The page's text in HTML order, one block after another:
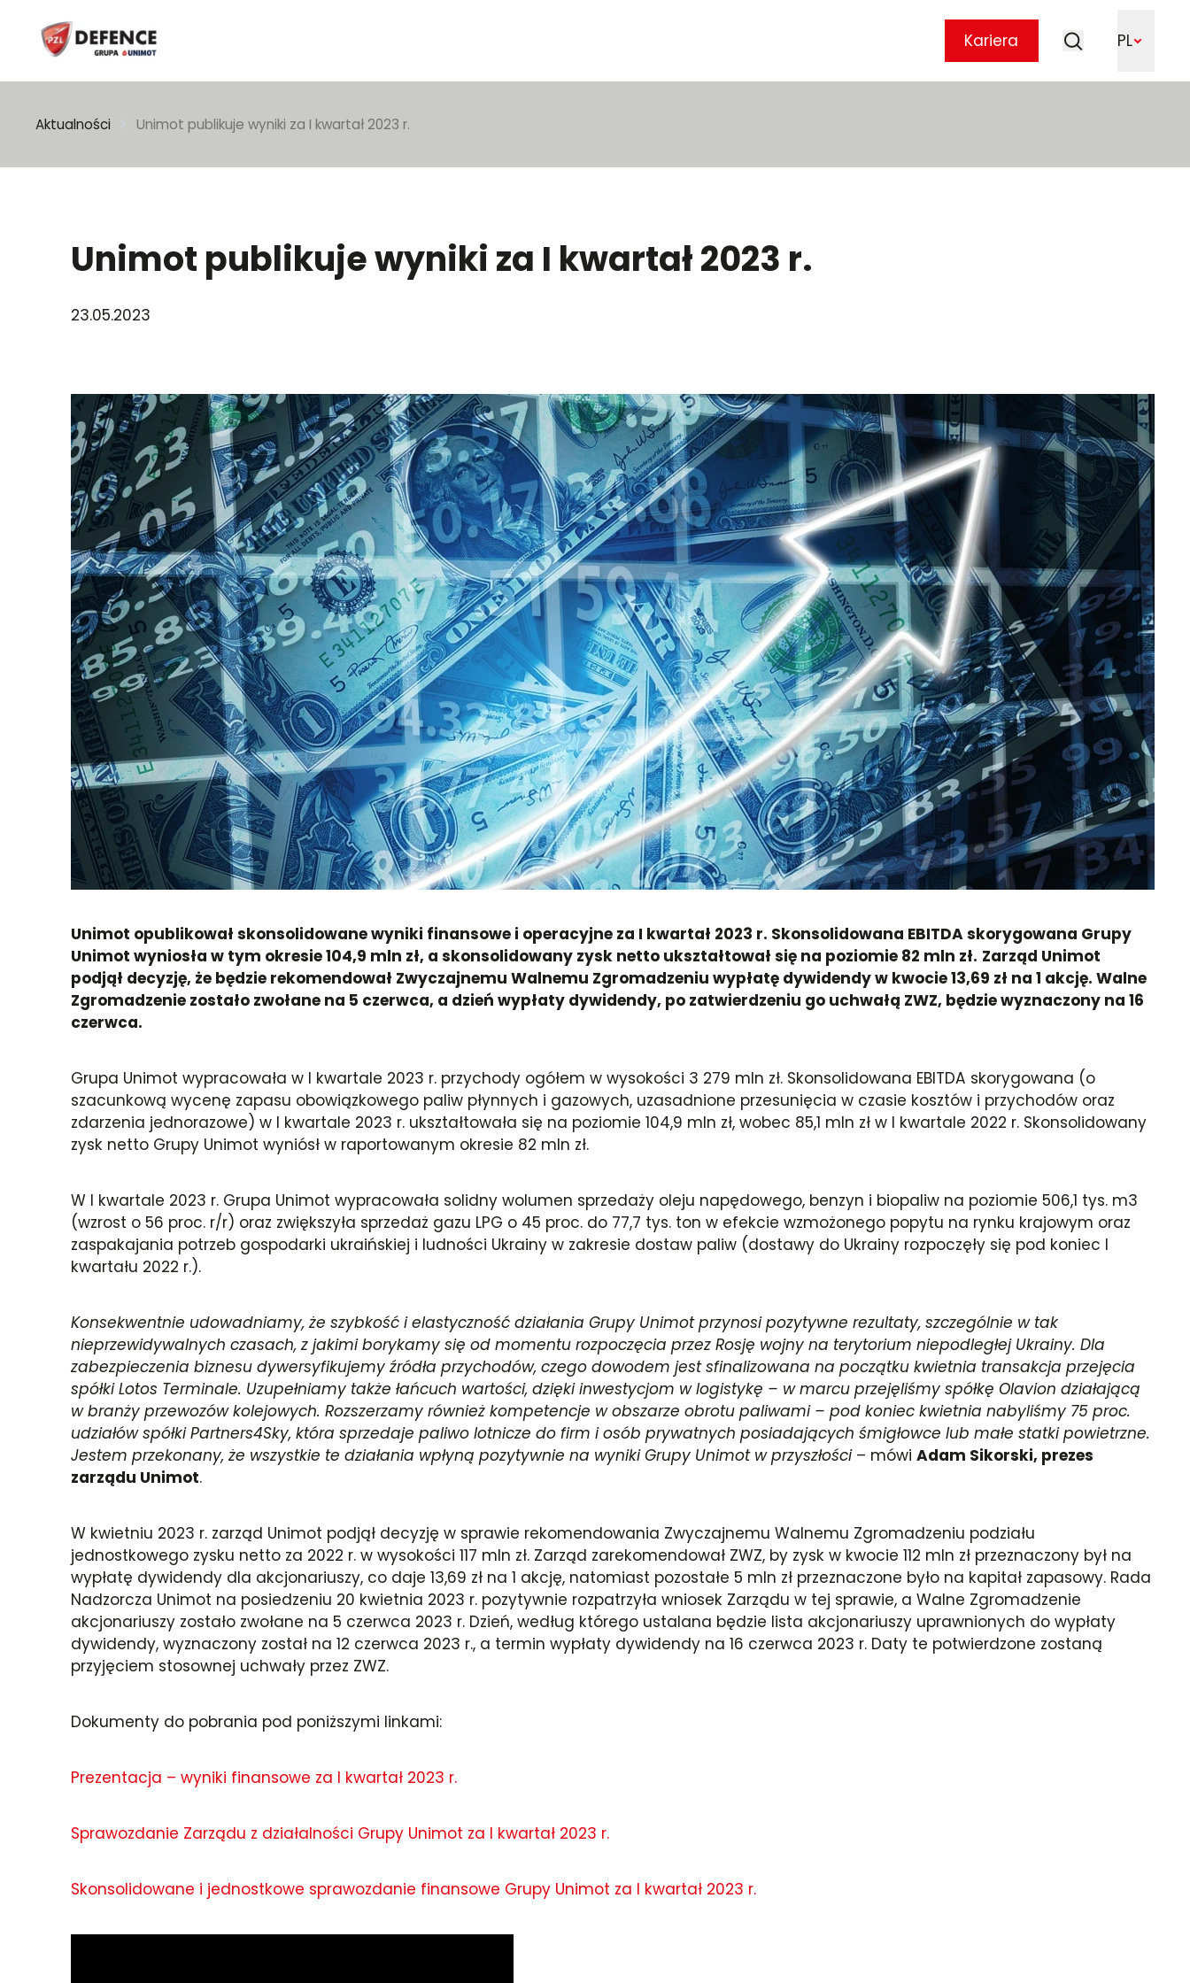
Kariera
PL
Aktualności Unimot publikuje wyniki za I kwartał 2023 r.
Unimot publikuje wyniki za I kwartał 2023 r.
23.05.2023
Unimot opublikował skonsolidowane wyniki finansowe i operacyjne za I kwartał 2023 r. Skonsolidowana EBITDA skorygowana Grupy
Unimot wyniosła w tym okresie 104,9 mln zł, a skonsolidowany zysk netto ukształtował się na poziomie 82 mln zł. Zarząd Unimot
podjął decyzję, że będzie rekomendował Zwyczajnemu Walnemu Zgromadzeniu wypłatę dywidendy w kwocie 13,69 zł na 1 akcję. Walne
Zgromadzenie zostało zwołane na 5 czerwca, a dzień wypłaty dywidendy, po zatwierdzeniu go uchwałą ZWZ, będzie wyznaczony na 16
czerwca.
Grupa Unimot wypracowała w I kwartale 2023 r. przychody ogółem w wysokości 3 279 mln zł. Skonsolidowana EBITDA skorygowana (o
szacunkową wycenę zapasu obowiązkowego paliw płynnych i gazowych, uzasadnione przesunięcia w czasie kosztów i przychodów oraz
zdarzenia jednorazowe) w I kwartale 2023 r. ukształtowała się na poziomie 104,9 mln zł, wobec 85,1 mln zł w I kwartale 2022 r. Skonsolidowany
zysk netto Grupy Unimot wyniósł w raportowanym okresie 82 mln zł.
W I kwartale 2023 r. Grupa Unimot wypracowała solidny wolumen sprzedaży oleju napędowego, benzyn i biopaliw na poziomie 506,1 tys. m3
(wzrost o 56 proc. r/r) oraz zwiększyła sprzedaż gazu LPG o 45 proc. do 77,7 tys. ton w efekcie wzmożonego popytu na rynku krajowym oraz
zaspakajania potrzeb gospodarki ukraińskiej i ludności Ukrainy w zakresie dostaw paliw (dostawy do Ukrainy rozpoczęły się pod koniec I
kwartału 2022 r.).
Konsekwentnie udowadniamy, że szybkość i elastyczność działania Grupy Unimot przynosi pozytywne rezultaty, szczególnie w tak
nieprzewidywalnych czasach, z jakimi borykamy się od momentu rozpoczęcia przez Rosję wojny na terytorium niepodległej Ukrainy. Dla
zabezpieczenia biznesu dywersyfikujemy źródła przychodów, czego dowodem jest sfinalizowana na początku kwietnia transakcja przejęcia
spółki Lotos Terminale. Uzupełniamy także łańcuch wartości, dzięki inwestycjom w logistykę – w marcu przejęliśmy spółkę Olavion działającą
w branży przewozów kolejowych. Rozszerzamy również kompetencje w obszarze obrotu paliwami – pod koniec kwietnia nabyliśmy 75 proc.
udziałów spółki Partners4Sky, która sprzedaje paliwo lotnicze do firm i osób prywatnych posiadających śmigłowce lub małe statki powietrzne.
Jestem przekonany, że wszystkie te działania wpłyną pozytywnie na wyniki Grupy Unimot w przyszłości – mówi Adam Sikorski, prezes
zarządu Unimot.
W kwietniu 2023 r. zarząd Unimot podjął decyzję w sprawie rekomendowania Zwyczajnemu Walnemu Zgromadzeniu podziału
jednostkowego zysku netto za 2022 r. w wysokości 117 mln zł. Zarząd zarekomendował ZWZ, by zysk w kwocie 112 mln zł przeznaczony był na
wypłatę dywidendy dla akcjonariuszy, co daje 13,69 zł na 1 akcję, natomiast pozostałe 5 mln zł przeznaczone było na kapitał zapasowy. Rada
Nadzorcza Unimot na posiedzeniu 20 kwietnia 2023 r. pozytywnie rozpatrzyła wniosek Zarządu w tej sprawie, a Walne Zgromadzenie
akcjonariuszy zostało zwołane na 5 czerwca 2023 r. Dzień, według którego ustalana będzie lista akcjonariuszy uprawnionych do wypłaty
dywidendy, wyznaczony został na 12 czerwca 2023 r., a termin wypłaty dywidendy na 16 czerwca 2023 r. Daty te potwierdzone zostaną
przyjęciem stosownej uchwały przez ZWZ.
Dokumenty do pobrania pod poniższymi linkami:
Prezentacja – wyniki finansowe za I kwartał 2023 r.
Sprawozdanie Zarządu z działalności Grupy Unimot za I kwartał 2023 r.
Skonsolidowane i jednostkowe sprawozdanie finansowe Grupy Unimot za I kwartał 2023 r.